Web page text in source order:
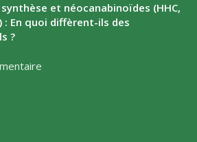
et néocanabinoïdes (HHC,
: En quoi diffèrent-ils des
?